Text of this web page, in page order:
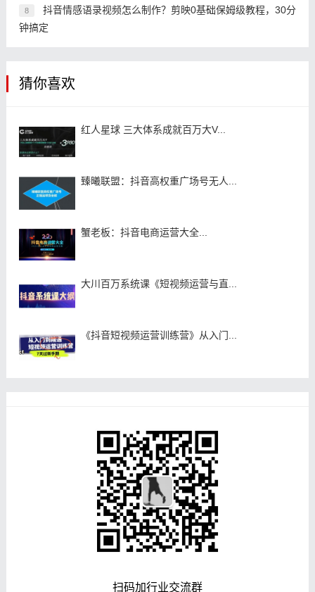
8
抖音情感语录视频怎么制作？剪映0基础保姆级教程，30分
钟搞定
猜你喜欢
红人星球 三大体系成就百万大V...
臻曦联盟：抖音高权重广场号无人...
蟹老板：抖音电商运营大全...
大川百万系统课《短视频运营与直...
《抖音短视频运营训练营》从入门...
扫码加行业交流群